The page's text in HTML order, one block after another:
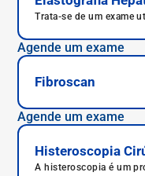
Trata-se de um exame
Agende um exame
Fibroscan
Agende um exame
Histeroscopia
A histeroscopia é um